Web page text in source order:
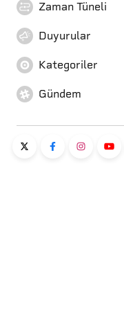
Zaman Tüneli
Duyurular
Kategoriler
Gündem